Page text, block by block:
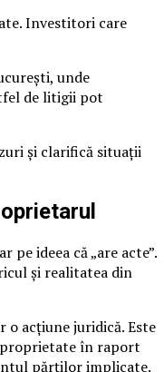
Investitori care
unde
de litigii pot
și clarifică situații
ideea că „are acte”.
și realitatea din
o acțiune juridică. Este
în raport
părților implicate.